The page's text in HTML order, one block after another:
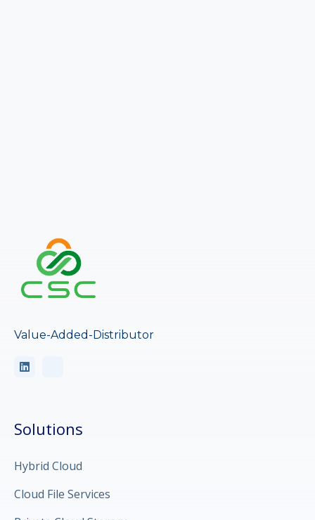
Value-Added-Distributor
Solutions
Hybrid Cloud
Cloud File Services